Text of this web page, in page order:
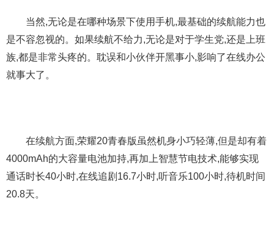
当然,无论是在哪种场景下使用手机,最基础的续航能力也
是不容忽视的。如果续航不给力,无论是对于学生党,还是上班
族,都是非常头疼的。耽误和小伙伴开黑事小,影响了在线办公
就事大了。
在续航方面,荣耀20青春版虽然机身小巧轻薄,但是却有着
4000mAh的大容量电池加持,再加上智慧节电技术,能够实现
通话时长40小时,在线追剧16.7小时,听音乐100小时,待机时间
20.8天。